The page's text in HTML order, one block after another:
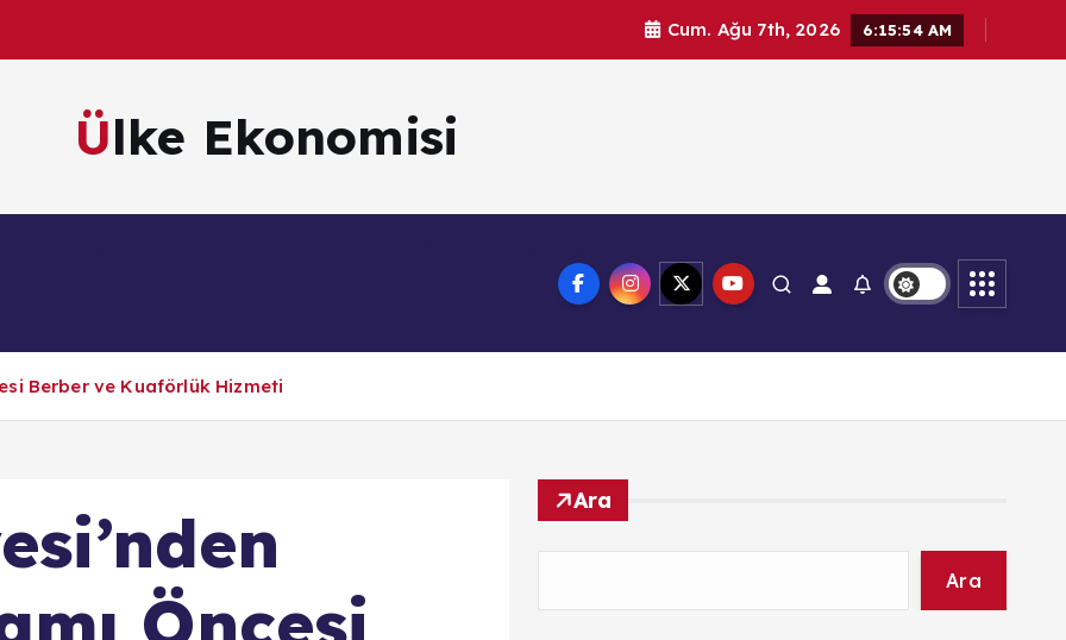
Cum. Ağu 7th, 2026 6:15:55 AM
Ülke Ekonomisi
Berber ve Kuaförlük Hizmeti
Ara
Ara